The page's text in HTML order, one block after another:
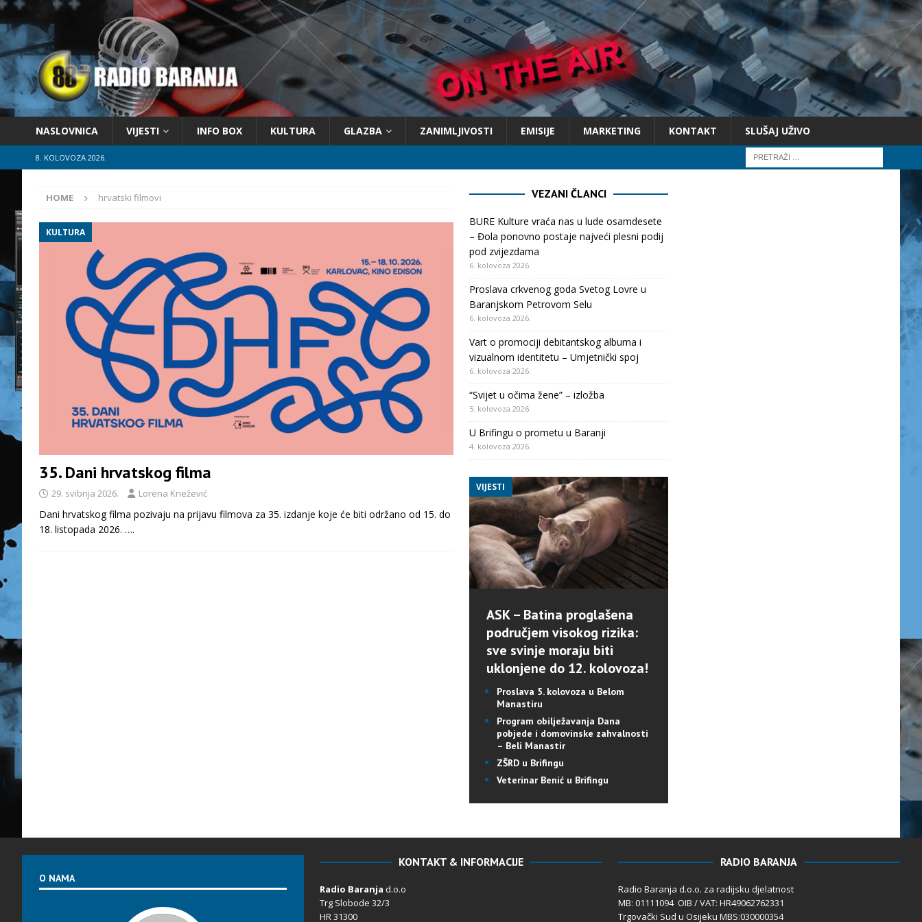
NASLOVNICA VIJESTI INFO BOX KULTURA GLAZBA ZANIMLJIVOSTI EMISIJE MARKETING KONTAKT SLUŠAJ UŽIVO
8. KOLOVOZA 2026.
HOME hrvatski filmovi
KULTURA
35. Dani hrvatskog filma
29. svibnja 2026. Lorena Knežević
Dani hrvatskog filma pozivaju na prijavu filmova za 35. izdanje koje će biti održano od 15. do
18. listopada 2026. ….
VEZANI ČLANCI
BURE Kulture vraća nas u lude osamdesete
– Đola ponovno postaje najveći plesni podij
pod zvijezdama
6. kolovoza 2026.
Proslava crkvenog goda Svetog Lovre u
Baranjskom Petrovom Selu
6. kolovoza 2026.
Vart o promociji debitantskog albuma i
vizualnom identitetu – Umjetnički spoj
6. kolovoza 2026.
“Svijet u očima žene” – izložba
5. kolovoza 2026.
U Brifingu o prometu u Baranji
4. kolovoza 2026.
VIJESTI
ASK – Batina proglašena
područjem visokog rizika:
sve svinje moraju biti
uklonjene do 12. kolovoza!
Proslava 5. kolovoza u Belom
Manastiru
Program obilježavanja Dana
pobjede i domovinske zahvalnosti
– Beli Manastir
ZŠRD u Brifingu
Veterinar Benić u Brifingu
O NAMA
KONTAKT & INFORMACIJE
Radio Baranja d.o.o
Trg Slobode 32/3
HR 31300
RADIO BARANJA
Radio Baranja d.o.o. za radijsku djelatnost
MB: 01111094 OIB / VAT: HR49062762331
Trgovački Sud u Osijeku MBS:030000354